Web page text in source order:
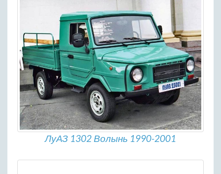
ЛуАЗ 1302 Волынь 1990-2001